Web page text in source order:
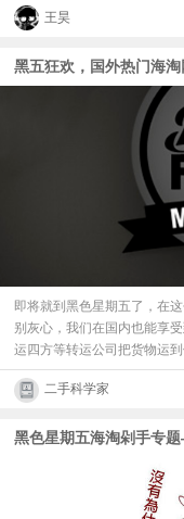
王昊
黑五狂欢，国外热门海
即将就到黑色星期五了，在
别灰心，我们在国内也能享
运四方等转运公司把货物运
二手科学家
黑色星期五海淘剁手专